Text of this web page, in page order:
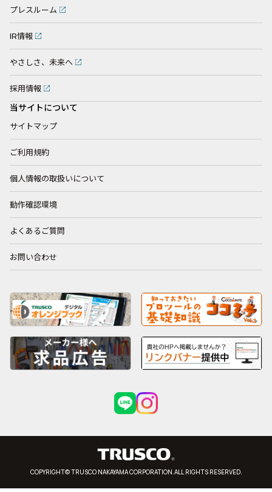
プレスルーム
IR情報
やさしさ、未来へ
採用情報
当サイトについて
サイトマップ
ご利用規約
個人情報の取扱いについて
動作確認環境
よくあるご質問
お問い合わせ
COPYRIGHT© TRUSCO NAKAYAMA CORPORATION.ALL RIGHTS RESERVED.